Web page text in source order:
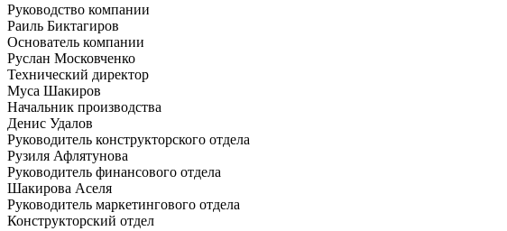
Руководcтво компании
Раиль Биктагиров
Основатель компании
Руслан Московченко
Технический директор
Муса Шакиров
Начальник производства
Денис Удалов
Руководитель конструкторского отдела
Рузиля Афлятунова
Руководитель финансового отдела
Шакирова Аселя
Руководитель маркетингового отдела
Конструкторский отдел